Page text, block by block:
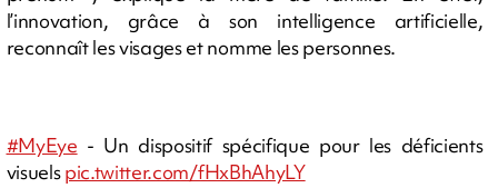
l’innovation, grâce à son intelligence artificielle,
reconnaît les visages et nomme les personnes.
#MyEye - Un dispositif spécifique pour les déficients
visuelspic.twitter.com/fHxBhAhyLY